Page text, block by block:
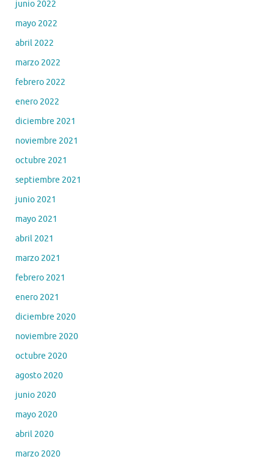
junio 2022
mayo 2022
abril 2022
marzo 2022
febrero 2022
enero 2022
diciembre 2021
noviembre 2021
octubre 2021
septiembre 2021
junio 2021
mayo 2021
abril 2021
marzo 2021
febrero 2021
enero 2021
diciembre 2020
noviembre 2020
octubre 2020
agosto 2020
junio 2020
mayo 2020
abril 2020
marzo 2020